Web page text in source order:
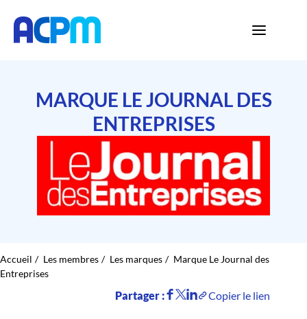
MARQUE LE JOURNAL DES
ENTREPRISES
Accueil Les membres Les marques
Marque Le Journal des
Entreprises
Partager : Copier le lien